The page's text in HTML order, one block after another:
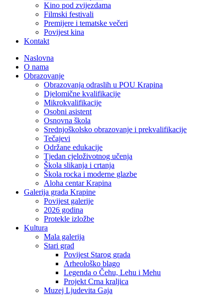
Kino pod zvijezdama
Filmski festivali
Premijere i tematske večeri
Povijest kina
Kontakt
Naslovna
O nama
Obrazovanje
Obrazovanja odraslih u POU Krapina
Djelomične kvalifikacije
Mikrokvalifikacije
Osobni asistent
Osnovna škola
Srednjoškolsko obrazovanje i prekvalifikacije
Tečajevi
Održane edukacije
Tjedan cjeloživotnog učenja
Škola slikanja i crtanja
Škola rocka i moderne glazbe
Aloha centar Krapina
Galerija grada Krapine
Povijest galerije
2026 godina
Protekle izložbe
Kultura
Mala galerija
Stari grad
Povijest Starog grada
Arheološko blago
Legenda o Čehu, Lehu i Mehu
Projekt Crna kraljica
Muzej Ljudevita Gaja